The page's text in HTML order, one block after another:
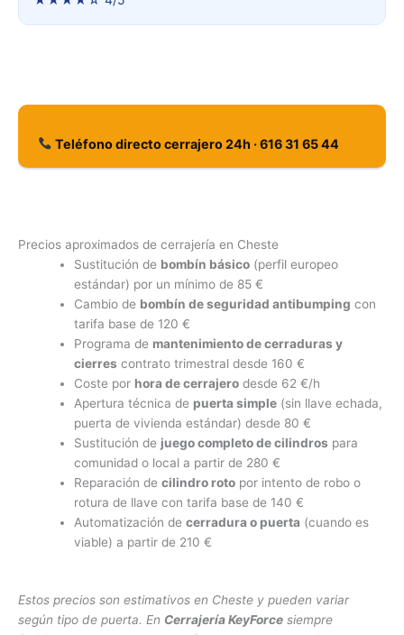
Teléfono directo cerrajero 24h · 616 31 65 44
Precios aproximados de cerrajería en Cheste
Sustitución de bombín básico(perfil europeo
estándar) por un mínimo de 85 €
Cambio de bombín de seguridad antibumping con
tarifa base de 120 €
Programa de mantenimiento de cerraduras y
cierres contrato trimestral desde 160 €
Coste por hora de cerrajerodesde 62 €/h
Apertura técnica de puerta simple(sin llave echada,
puerta de vivienda estándar) desde 80 €
Sustitución de juego completo de cilindros para
comunidad o local a partir de 280 €
Reparación de cilindro rotopor intento de robo o
rotura de llave con tarifa base de 140 €
Automatización de cerradura o puerta (cuando es
viable) a partir de 210 €
Estos precios son estimativos en Cheste y pueden variar
según tipo de puerta. En Cerrajería KeyForce siempre